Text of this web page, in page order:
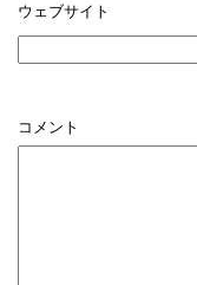
ウェブサイト
コメント